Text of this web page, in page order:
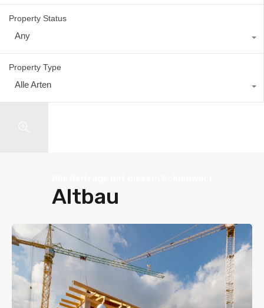
Property Status
Any
Property Type
Alle Arten
Altbau